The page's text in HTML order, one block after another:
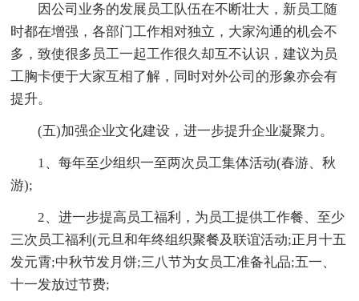
因公司业务的发展员工队伍在不断壮大，新员工随
时都在增强，各部门工作相对独立，大家沟通的机会不
多，致使很多员工一起工作很久却互不认识，建议为员
工胸卡便于大家互相了解，同时对外公司的形象亦会有
提升。
(五)加强企业文化建设，进一步提升企业凝聚力。
1、每年至少组织一至两次员工集体活动(春游、秋
游);
2、进一步提高员工福利，为员工提供工作餐、至少
三次员工福利(元旦和年终组织聚餐及联谊活动;正月十五
发元霄;中秋节发月饼;三八节为女员工准备礼品;五一、
十一发放过节费;